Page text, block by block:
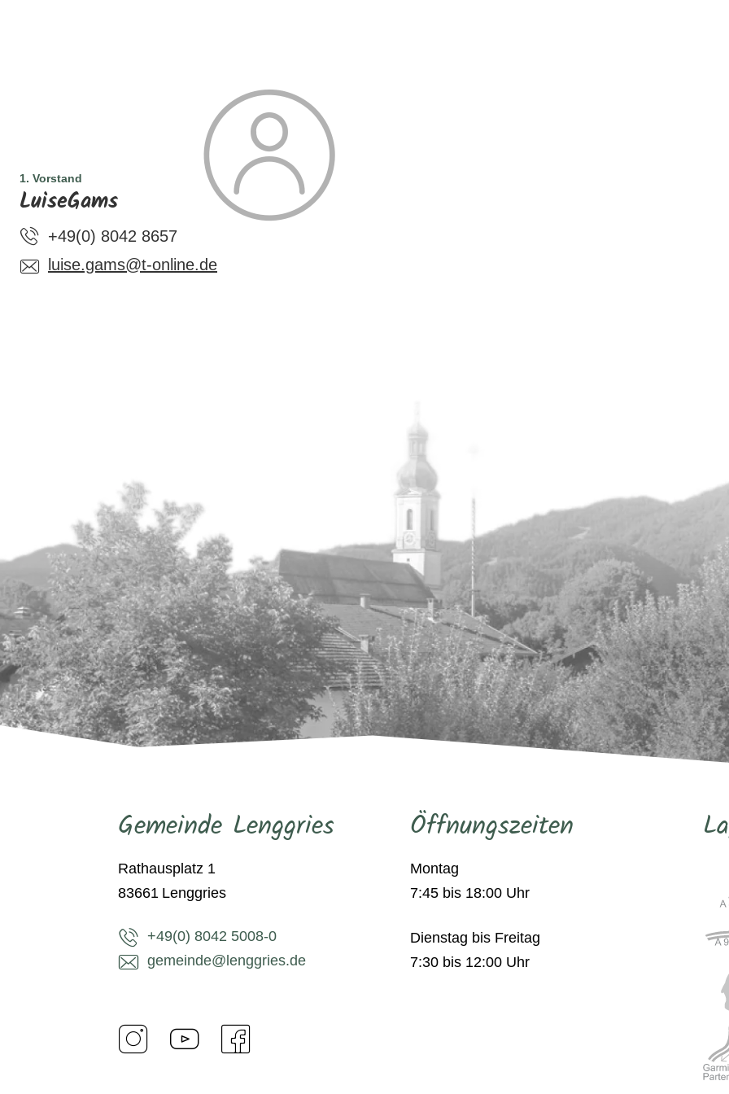
1. Vorstand
LuiseGams
+49(0) 8042 8657
luise.gams@t-online.de
Gemeinde Lenggries
Rathausplatz 1
83661 Lenggries
+49(0) 8042 5008-0
gemeinde@lenggries.de
Öffnungszeiten
Montag
7:45 bis 18:00 Uhr
Dienstag bis Freitag
7:30 bis 12:00 Uhr